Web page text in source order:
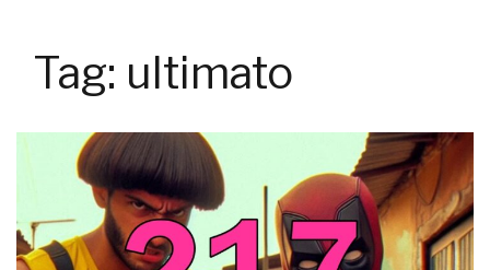
Tag: ultimato